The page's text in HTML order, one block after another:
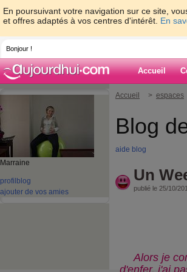
En poursuivant votre navigation sur ce site,
et offres adaptés à vos centres d'intérêt. En
Bonjour !
Accueil
Marraine
profil blog
ajouter de vos amies
Accueil > espaces
Blog
aide blog
Un
publié le 25/10/
Alors je
d'enfer, j'ai